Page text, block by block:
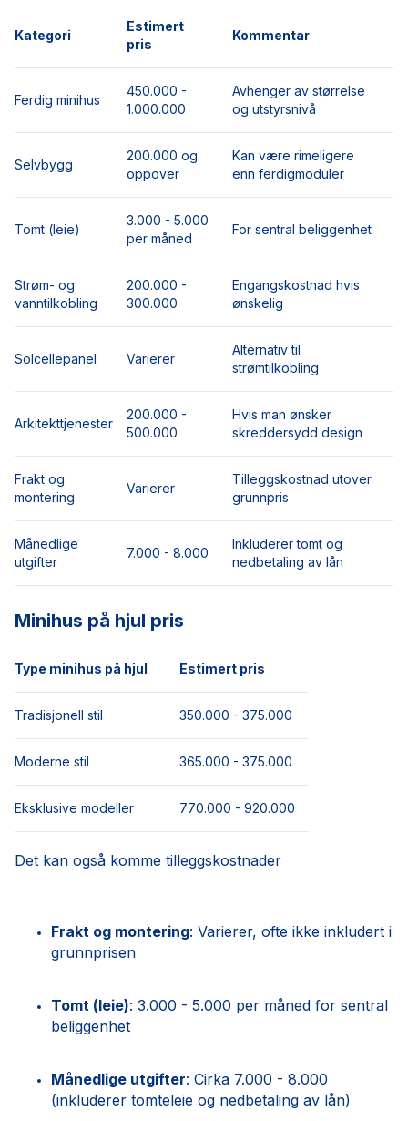
Kategori
Estimert
pris
Kommentar
Ferdig minihus
450.000 -
1.000.000
Avhenger av størrelse
og utstyrsnivå
Selvbygg
200.000 og
oppover
Kan være rimeligere
enn ferdigmoduler
Tomt (leie)
3.000 - 5.000
per måned
For sentral beliggenhet
Strøm- og
vanntilkobling
200.000 -
300.000
Engangskostnad hvis
ønskelig
Solcellepanel Varierer
Alternativ til
strømtilkobling
Arkitekttjenester
200.000 -
500.000
Hvis man ønsker
skreddersydd design
Frakt og
montering
Varierer
Tilleggskostnad utover
grunnpris
Månedlige
utgifter
7.000 - 8.000
Inkluderer tomt og
nedbetaling av lån
Minihus på hjul pris
Type minihus på hjul Estimert pris
Tradisjonell stil 350.000 - 375.000
Moderne stil 365.000 - 375.000
Eksklusive modeller 770.000 - 920.000
Det kan også komme tilleggskostnader
Frakt og montering: Varierer, ofte ikke inkludert i
grunnprisen
Tomt (leie): 3.000 - 5.000 per måned for sentral
beliggenhet
Månedlige utgifter: Cirka 7.000 - 8.000
(inkluderer tomteleie og nedbetaling av lån)